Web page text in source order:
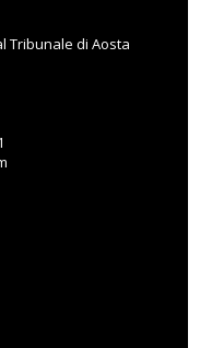
Tribunale di Aosta